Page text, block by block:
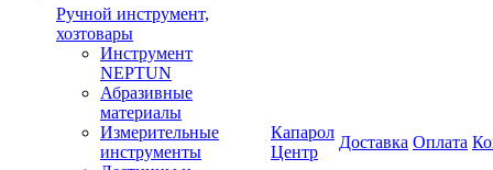
Ручной инструмент,
хозтовары
Инструмент
NEPTUN
Абразивные
материалы
Измерительные
инструменты
Капарол
Центр
Доставка Оплата